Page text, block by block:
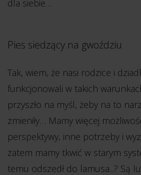
dla siebie…
Pies siedzący na gwoździu
Tak, wiem, że nasi rodzice i
funkcjonowali w takich
przyszło na myśl, żeby na to
zmieniły… Mamy więcej
perspektywy, inne potrzeby i
zatem mamy tkwić w starym
temu odszedł do lamusa...? Są